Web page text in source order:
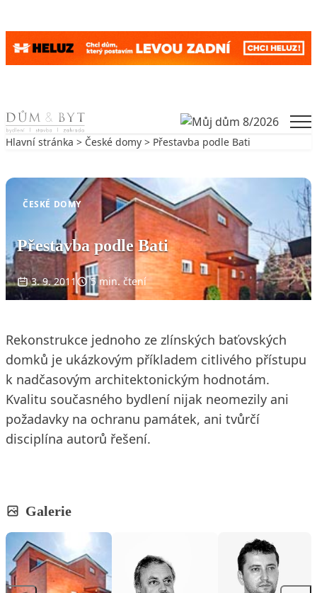
Skip to content
Hlavní stránka > České domy > Přestavba podle Bati
ČESKÉ DOMY
Přestavba podle Bati
3. 9. 2011 5 min. čtení
Rekonstrukce jednoho ze zlínských baťovských
domků je ukázkovým příkladem citlivého přístupu
k nadčasovým architektonickým hodnotám.
Kvalitu současného bydlení nijak neomezily ani
požadavky na ochranu památek, ani tvůrčí
disciplína autorů řešení.
Galerie